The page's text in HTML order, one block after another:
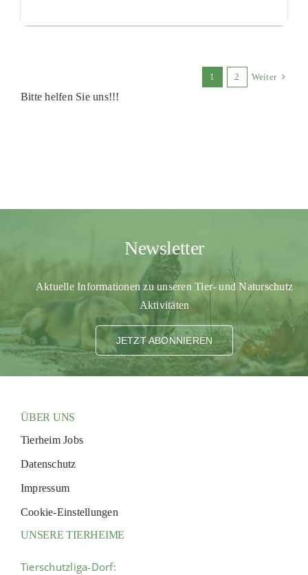
1 2 Weiter
Bitte helfen Sie uns!!!
Newsletter
Aktuelle Informationen zu unseren Tier- und Naturschutz
Aktivitäten
JETZT ABONNIEREN
ÜBER UNS
Tierheim Jobs
Datenschutz
Impressum
Cookie-Einstellungen
UNSERE TIERHEIME
Tierschutzliga-Dorf: